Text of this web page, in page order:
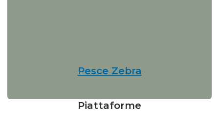
Pesce Zebra
Piattaforme